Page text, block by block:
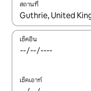
สถานที่
ใช้ลูกศรขึ้นลง หรือใช้ก
เช็คอิน
เช็คเอาท์